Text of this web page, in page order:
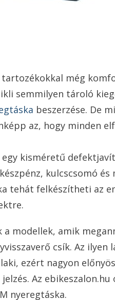
még
semmilyen tároló
beszerzése. De
az, hogy minden
kisméretű
kulcscsomó
tehát felkészítheti az
modellek, amik
csík. Az
ezért nagyon
Az
nyeregtáska.